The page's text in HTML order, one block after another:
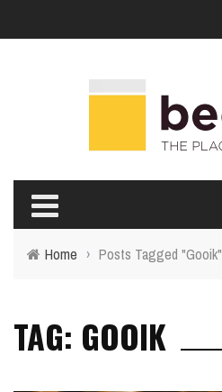
Home › Posts Tagged "Gooik"
TAG: GOOIK